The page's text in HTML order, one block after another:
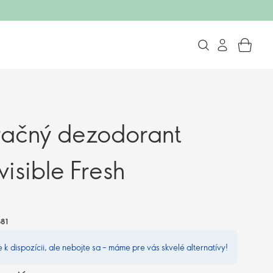
dezodorant
Fresh
k dispozícii, ale nebojte sa – máme pre vás skvelé alternatívy!